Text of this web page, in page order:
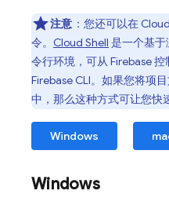
注意 ：您还可以在
令。 Cloud Shell 是一个基
令行环境，可从 Firebase控
Firebase CLI。如果您将项
中，那么这种方式可让您快
Windows
Windows